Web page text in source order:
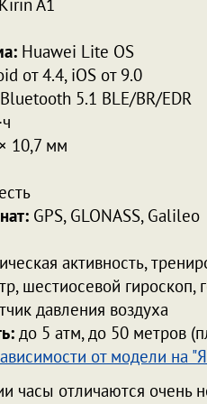
A1
Huawei Lite OS
от 4.4, iOS от 9.0
Bluetooth 5.1 BLE/BR/EDR
10,7 мм
есть
GPS, GLONASS, Galileo
активность,
шестиосевой гироскоп,
давления воздуха
до 5 атм, до 50 метров
от модели на
часы отличаются очень